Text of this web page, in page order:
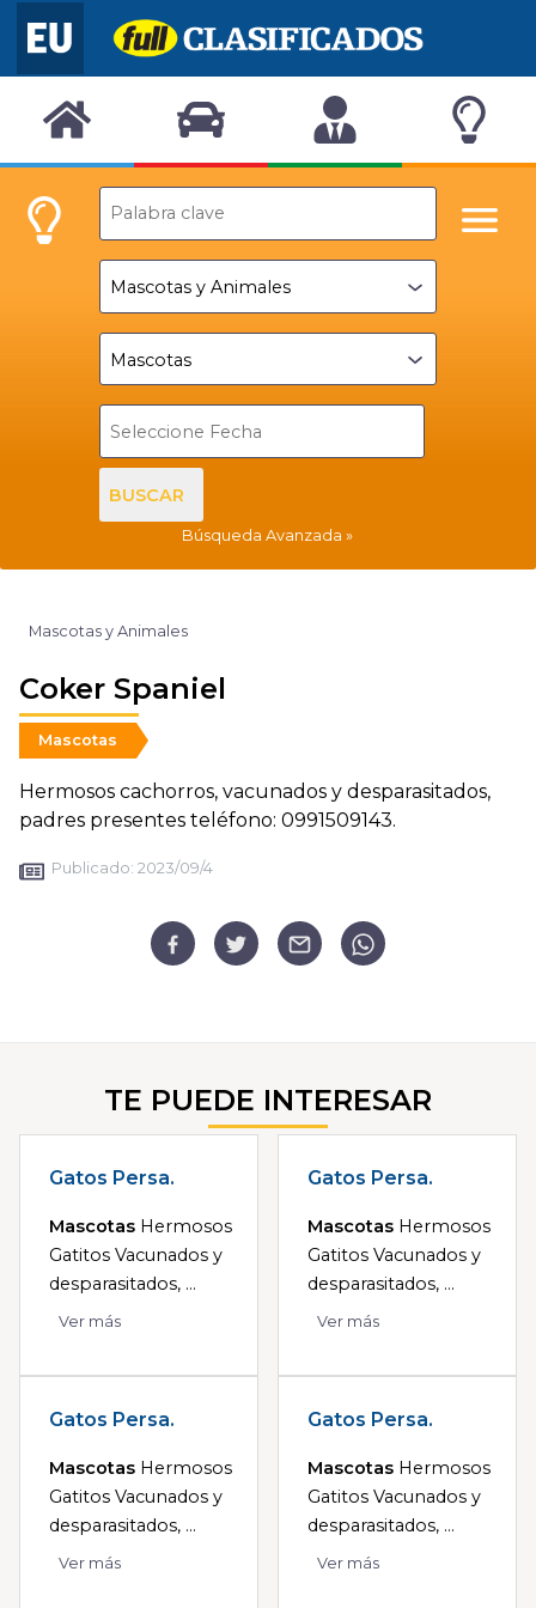
BUSCAR
Búsqueda Avanzada
Mascotas y Animales
Coker Spaniel
Mascotas
Hermosos cachorros, vacunados y desparasitados,
padres presentes teléfono: 0991509143.
Publicado: 2023/09/4
TE PUEDE INTERESAR
Gatos Persa.
Mascotas Hermosos
Gatitos Vacunados y
desparasitados, ...
Ver más
Gatos Persa.
Mascotas Hermosos
Gatitos Vacunados y
desparasitados, ...
Ver más
Gatos Persa.
Mascotas Hermosos
Gatitos Vacunados y
desparasitados, ...
Ver más
Gatos Persa.
Mascotas Hermosos
Gatitos Vacunados y
desparasitados, ...
Ver más